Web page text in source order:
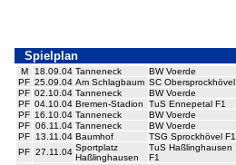
Spielplan
M 18.09.04 Tanneneck BW Voerde
PF 25.09.04 Am Schlagbaum SC Obersprockhövel
PF 02.10.04 Tanneneck BW Voerde
PF 04.10.04 Bremen-Stadion TuS Ennepetal F1
PF 16.10.04 Tanneneck BW Voerde
PF 06.11.04 Tanneneck BW Voerde
PF
13.11.04 Baumhof TSG Sprockhövel F1
PF 27.11.04 Sportplatz
Haßlinghausen
TuS Haßlinghausen
F1